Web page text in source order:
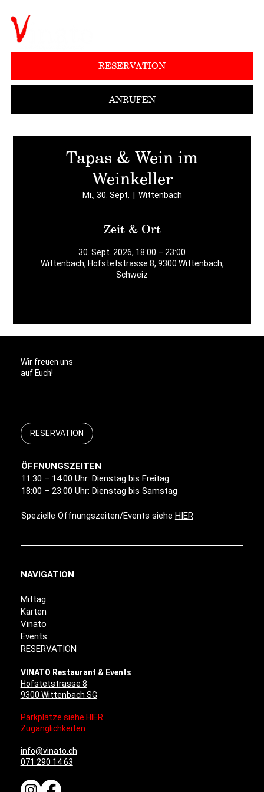
ANRUFEN
RESERVATION
Tapas & Wein im
Weinkeller
Mi., 30. Sept. Wittenbach
Zeit & Ort
30. Sept. 2026, 18:00 – 23:00
Wittenbach, Hofstetstrasse 8, 9300 Wittenbach,
Schweiz
Wir freuen uns
auf Euch!
RESERVATION
ÖFFNUNGSZEITEN
11:30 – 14:00 Uhr: Dienstag bis Freitag
18:00 – 23:00 Uhr: Dienstag bis Samstag
Spezielle Öffnungszeiten/Events siehe HIER
VINATO Restaurant & Events
Hofstetstrasse 8
9300 Wittenbach SG
Parkplätze siehe HIER
Zugänglichkeiten
info@vinato.ch
071 290 14 63
NAVIGATION
Mittag
Karten
Vinato
Events
RESERVATION